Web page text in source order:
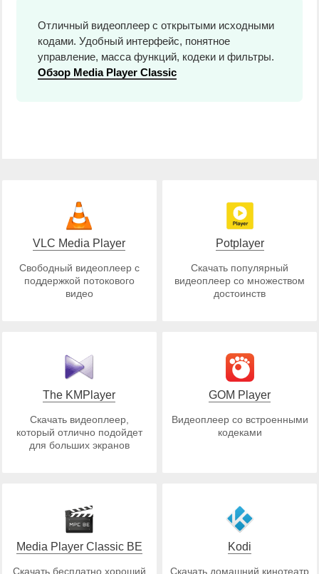
Отличный видеоплеер с открытыми исходными
кодами. Удобный интерфейс, понятное
управление, масса функций, кодеки и фильтры.
Обзор Media Player Classic
VLC Media Player
Свободный видеоплеер с
поддержкой потокового
видео
Potplayer
Скачать популярный
видеоплеер со множеством
достоинств
The KMPlayer
Скачать видеоплеер,
который отлично подойдет
для больших экранов
GOM Player
Видеоплеер со встроенными
кодеками
Media Player Classic BE
Скачать бесплатно хороший
Kodi
Скачать домашний кинотеатр